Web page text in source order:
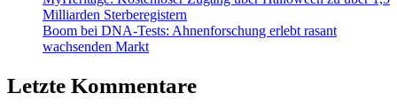
Milliarden Sterberegistern
Boom bei DNA-Tests: Ahnenforschung erlebt rasant
wachsenden Markt
Letzte Kommentare